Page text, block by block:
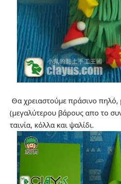
Θα χρειαστούμε πράσινο
(μεγαλύτερου βάρους απο το
ταινία, κόλλα και ψαλίδι.